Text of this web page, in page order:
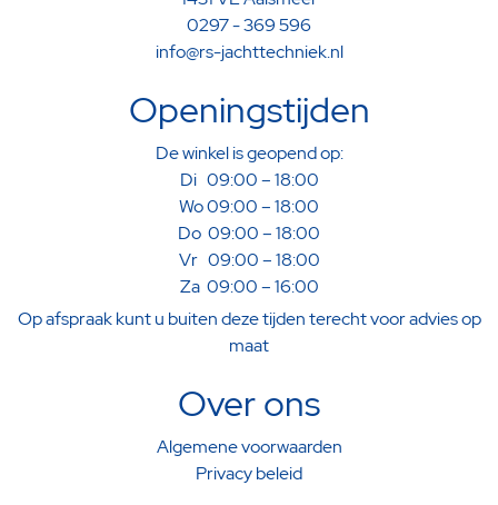
0297 - 369 596
info@rs-jachttechniek.nl
Openingstijden
De winkel is geopend op:
Di 09:00 – 18:00
Wo 09:00 – 18:00
Do 09:00 – 18:00
Vr 09:00 – 18:00
Za 09:00 – 16:00
Op afspraak kunt u buiten deze tijden terecht voor advies op
maat
Over ons
Algemene voorwaarden
Privacy beleid